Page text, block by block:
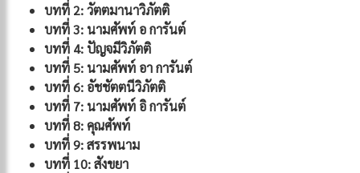
บทที่ 2: วัตตมานาวิภัตติ
บทที่ 3: นามศัพท์ อ การันต์
บทที่ 4: ปัญจมีวิภัตติ
บทที่ 5: นามศัพท์ อา การันต์
บทที่ 6: อัชชัตตนีวิภัตติ
บทที่ 7: นามศัพท์ อิ การันต์
บทที่ 8: คุณศัพท์
บทที่ 9: สรรพนาม
บทที่ 10: สังขยา